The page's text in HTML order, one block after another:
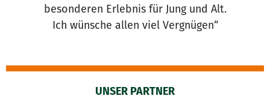
besonderen Erlebnis für Jung und Alt.
Ich wünsche allen viel Vergnügen“
UNSER PARTNER